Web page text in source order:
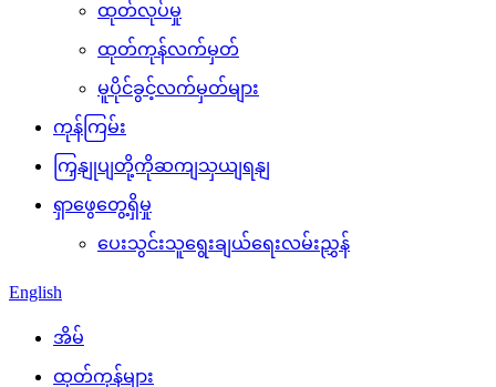
ထုတ်လုပ်မှု
ထုတ်ကုန်လက်မှတ်
မူပိုင်ခွင့်လက်မှတ်များ
ကုန်ကြမ်း
ကြှနျုပျတို့ကိုဆကျသှယျရနျ
ရှာဖွေတွေ့ရှိမှု
ပေးသွင်းသူရွေးချယ်ရေးလမ်းညွှန်
English
အိမ်
ထုတ်ကုန်များ